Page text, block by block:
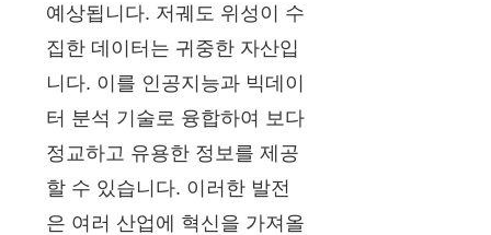
예상됩니다. 저궤도 위성이 수
집한 데이터는 귀중한 자산입
니다. 이를 인공지능과 빅데이
터 분석 기술로 융합하여 보다
정교하고 유용한 정보를 제공
할 수 있습니다. 이러한 발전
은 여러 산업에 혁신을 가져올